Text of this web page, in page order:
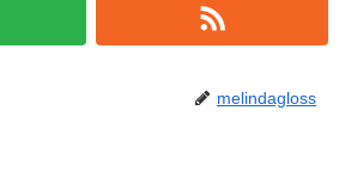
melindagloss